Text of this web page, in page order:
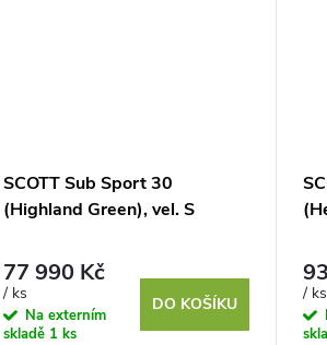
SCOTT Sub Sport 30
(Highland Green), vel. S
77 990 Kč
/ ks
Na externím
skladě 1 ks
DO KOŠÍKU
/ ks